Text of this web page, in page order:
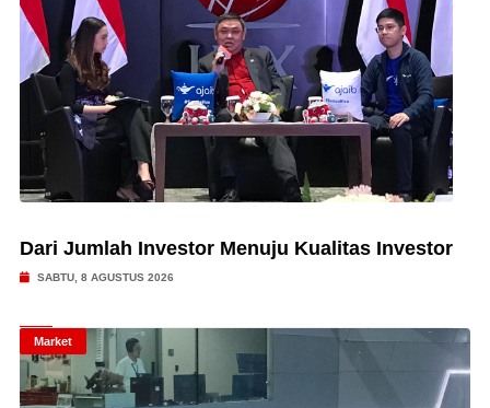
Dari Jumlah Investor Menuju Kualitas Investor
SABTU, 8 AGUSTUS 2026
Market